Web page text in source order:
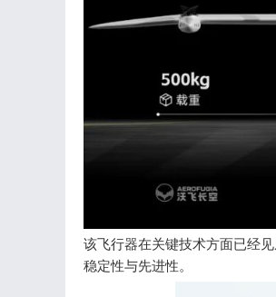
该飞行器在关键技术方面已经
稳定性与先进性。